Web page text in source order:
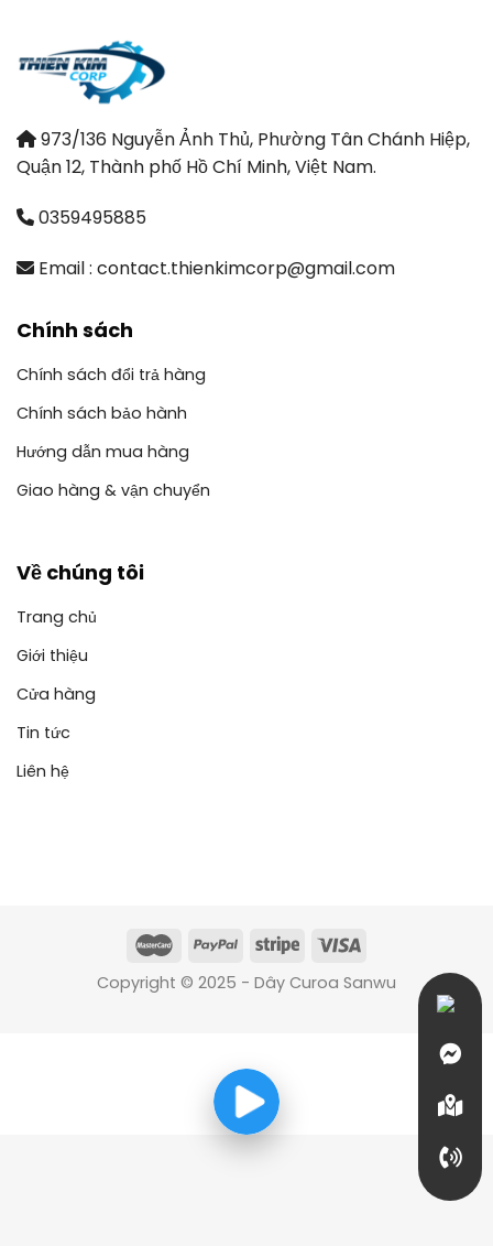
973/136 Nguyễn Ảnh Thủ, Phường Tân Chánh Hiệp,
Quận 12, Thành phố Hồ Chí Minh, Việt Nam.
0359495885
Email : contact.thienkimcorp@gmail.com
Chính sách
Chính sách đổi trả hàng
Chính sách bảo hành
Hướng dẫn mua hàng
Giao hàng & vận chuyển
Về chúng tôi
Trang chủ
Giới thiệu
Cửa hàng
Tin tức
Liên hệ
Copyright © 2025 - Dây Curoa Sanwu